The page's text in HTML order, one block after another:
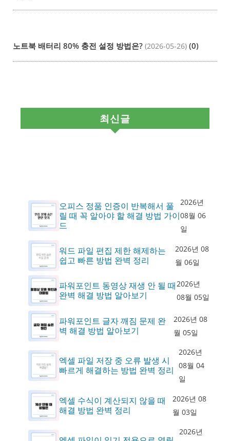
노트북 배터리 80% 충전 설정 방법은? (2026-05-26) (0)
최신글
오피스 정품 인증이 반복해서 풀
릴 때 꼭 알아야 할 해결 방법 가이
드
2026년
08월 06
일
워드 파일 편집 제한 해제하는
쉽고 빠른 방법 완벽 정리
2026년 08
월 06일
파워포인트 동영상 재생 안 될 때
완벽 해결 방법 알아보기
2026년
08월 05일
파워포인트 글자 깨짐 문제 완
벽 해결 방법 알아보기
2026년 08
월 05일
엑셀 파일 저장 중 오류 발생 시
빠르게 해결하는 방법 완벽 정리
2026년
08월 04
일
엑셀 수식이 계산되지 않을 때
해결 방법 완벽 정리
2026년 08
월 03일
2026년